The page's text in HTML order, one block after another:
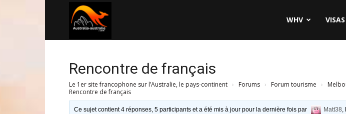
WHV VISAS
Rencontre de français
Le 1er site francophone sur l’Australie, le pays-continent › Forums › Forum tourisme ›
Rencontre de français
Ce sujet contient 4 réponses, 5 participants et a été mis à jour pour la dernière fois par Matt38,